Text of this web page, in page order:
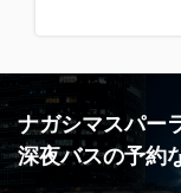
ナガシマスパー
深夜バスの予約